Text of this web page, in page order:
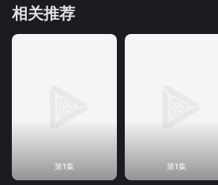
相关推荐
第1集 第1集